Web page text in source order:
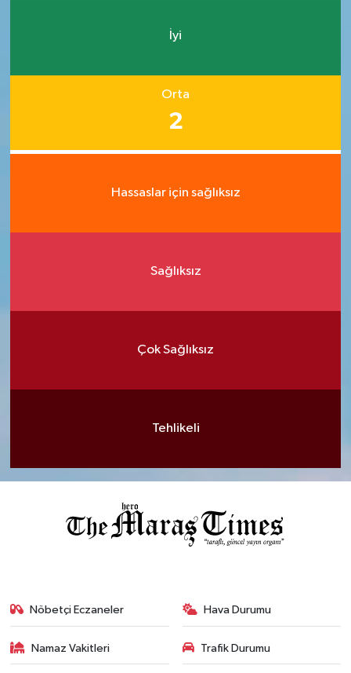
İyi
Orta
2
Hassaslar için sağlıksız
Sağlıksız
Çok Sağlıksız
Tehlikeli
Nöbetçi Eczaneler Hava Durumu
Namaz Vakitleri Trafik Durumu